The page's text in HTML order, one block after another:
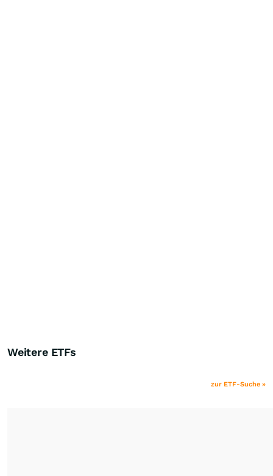
Weitere ETFs
zur ETF-Suche »